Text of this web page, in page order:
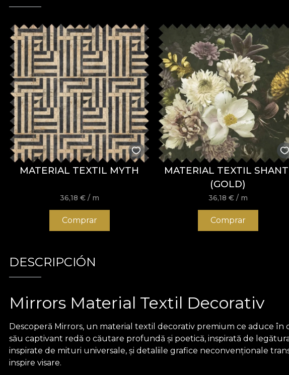
MATERIAL TEXTIL MYTH
36,18 € / m
Comprar
MATERIAL TEXTIL
(GOLD)
36,18 € / m
Comprar
DESCRIPCIÓN
Mirrors Material Textil Decorativ
Descoperă Mirrors, un material textil decorativ premium ce aduce în
său captivant redă o căutare profundă și poetică, inspirată de
inspirate de mituri universale, și detaliile grafice neconvenționale
inspire visare.